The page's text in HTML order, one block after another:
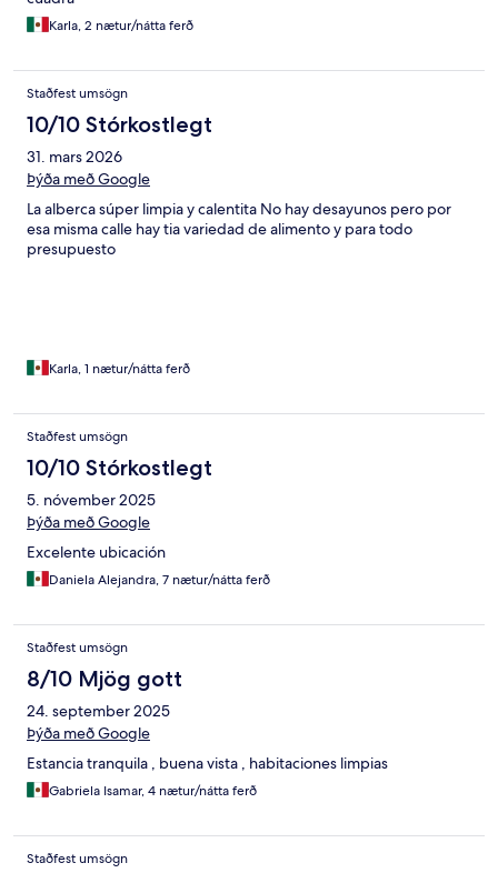
Karla, 2 nætur/nátta ferð
Staðfest umsögn
10/10 Stórkostlegt
31. mars 2026
Þýða með Google
La alberca súper limpia y calentita No hay desayunos pero por
esa misma calle hay tia variedad de alimento y para todo
presupuesto
Karla, 1 nætur/nátta ferð
Staðfest umsögn
10/10 Stórkostlegt
5. nóvember 2025
Þýða með Google
Excelente ubicación
Daniela Alejandra, 7 nætur/nátta ferð
Staðfest umsögn
8/10 Mjög gott
24. september 2025
Þýða með Google
Estancia tranquila , buena vista , habitaciones limpias
Gabriela Isamar, 4 nætur/nátta ferð
Staðfest umsögn